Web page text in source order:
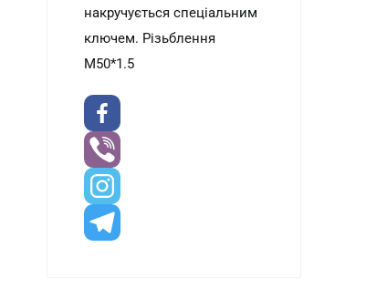
накручується спеціальним
ключем. Різьблення
М50*1.5